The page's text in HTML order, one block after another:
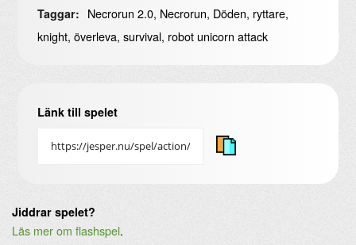
Taggar: Necrorun 2.0, Necrorun, Döden, ryttare,
knight, överleva, survival, robot unicorn attack
Länk till spelet
Jiddrar spelet?
Läs mer om flashspel.